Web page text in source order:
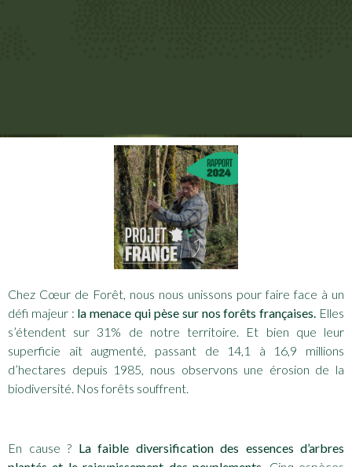
Chez Cœur de Forêt, nous nous unissons pour faire face à un
défi majeur : la menace qui pèse sur nos forêts françaises. Elles
s’étendent sur 31% de notre territoire. Et bien que leur
superficie ait augmenté, passant de 14,1 à 16,9 millions
d’hectares depuis 1985, nous observons une érosion de la
biodiversité. Nos forêts souffrent.
En cause ? La faible diversification des essences d’arbres